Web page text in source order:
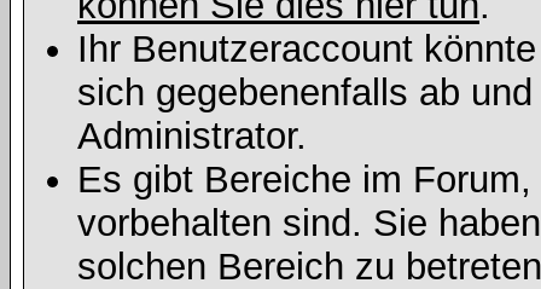
Ihr Benutzeraccount
sich gegebenenfalls ab
Administrator.
Es gibt Bereiche im
vorbehalten sind. Sie
solchen Bereich zu